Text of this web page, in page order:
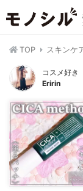
TOP スキンケ
コスメ好き
Eririn